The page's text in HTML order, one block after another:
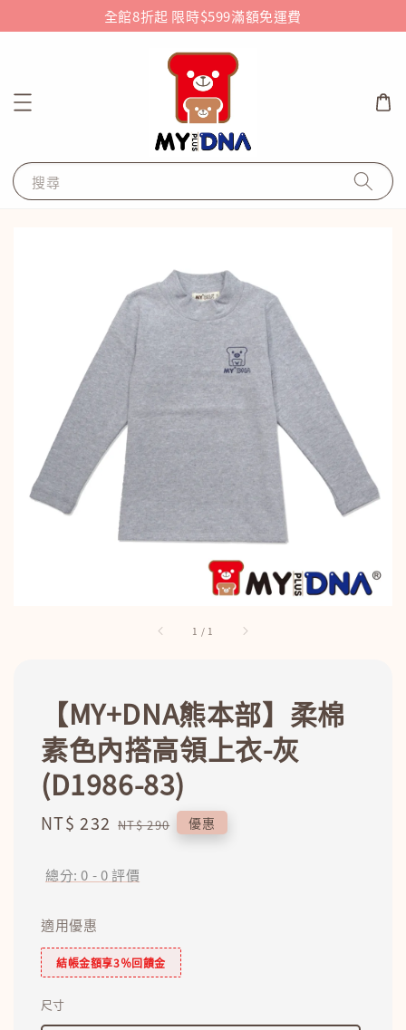
全館8折起 限時$599滿額免運費
搜尋
1 / 1
【MY+DNA熊本部】柔棉
素色內搭高領上衣-灰
(D1986-83)
Sale
NT$ 232 Regular
NT$ 290 優惠
總分:0 -0評價
適用優惠
結帳金額享3％回饋金
尺寸